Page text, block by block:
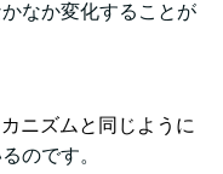
なか変化することが
ニズムと同じように
のです。